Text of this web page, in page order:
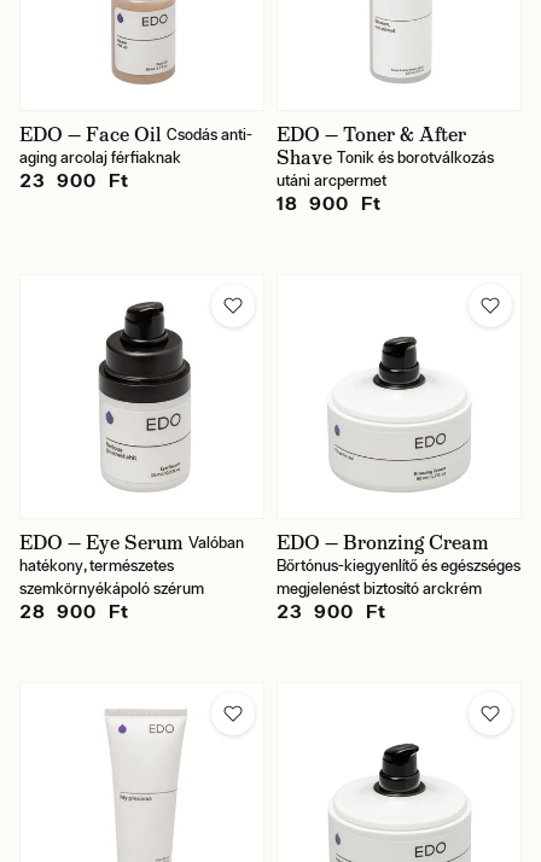
EDO — Face Oil Csodás anti-
aging arcolaj férfiaknak
23 900 Ft
EDO — Toner & After
Shave Tonik és borotválkozás
utáni arcpermet
18 900 Ft
EDO — Eye Serum Valóban
hatékony, természetes
szemkörnyékápoló szérum
28 900 Ft
EDO — Bronzing Cream
Bőrtónus-kiegyenlítő és egészséges
megjelenést biztosító arckrém
23 900 Ft